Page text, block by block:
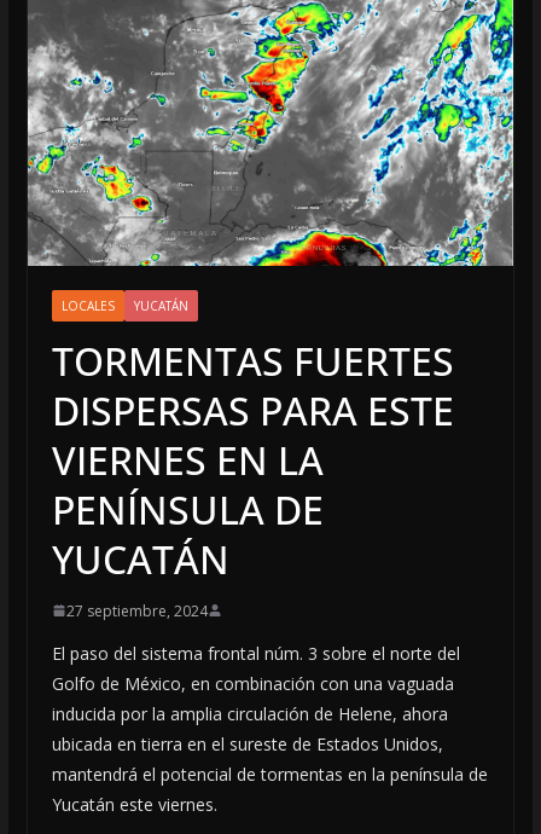
LOCALES YUCATÁN
TORMENTAS FUERTES
DISPERSAS PARA ESTE
VIERNES EN LA
PENÍNSULA DE
YUCATÁN
27 septiembre, 2024
El paso del sistema frontal núm. 3 sobre el norte del
Golfo de México, en combinación con una vaguada
inducida por la amplia circulación de Helene, ahora
ubicada en tierra en el sureste de Estados Unidos,
mantendrá el potencial de tormentas en la península de
Yucatán este viernes.